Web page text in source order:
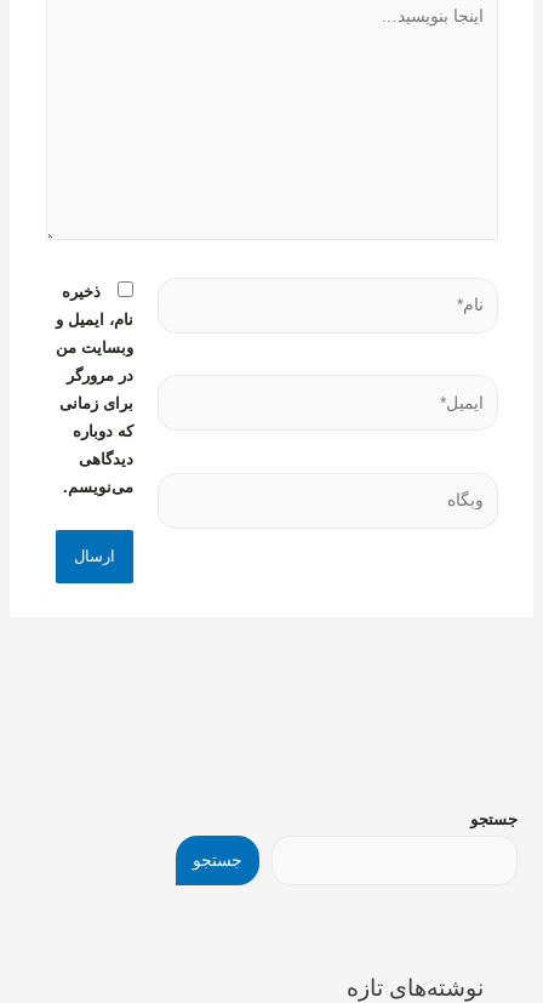
بنویسید…
ذخیره
نام، ایمیل و
وبسایت من
در مرورگر
برای زمانی
که دوباره
دیدگاهی
می‌نویسم.
جستجو
جستجو
نوشته‌های تازه